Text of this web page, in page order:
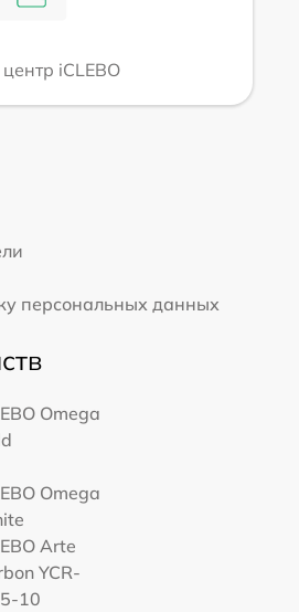
iCLEBO
персональных данных
Omega
Omega
Arte
YCR-
10